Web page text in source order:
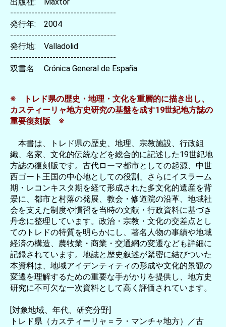
出版社: Maxtor
-----------------------------------
発行年: 2004
-----------------------------------
発行地: Valladolid
-----------------------------------
双書名: Crónica General de España
※ トレド県の歴史・地理・文化を重層的に描き出し、
カスティーリャ地方史研究の基盤を成す19世紀地方誌の
重要復刻版 ※
本書は、トレド県の歴史、地理、宗教施設、行政組
織、名家、文化的伝統などを総合的に記述した19世紀地
方誌の復刻版です。古代ローマ都市としての起源、中世
西ゴート王国の中心地としての役割、さらにイスラーム
期・レコンキスタ期を経て形成された多文化的遺産を背
景に、都市と村落の発展、教会・修道院の沿革、地域社
会を支えた制度や慣習を当時の文献・行政資料に基づき
丹念に整理しています。政治・宗教・文化の交差点とし
てのトレドの特質を明らかにし、著名人物の事績や地域
経済の構造、農牧業・商業・交通網の変遷なども詳細に
記録されています。地誌と歴史叙述が緊密に結びついた
本資料は、地域アイデンティティの形成や文化的景観の
変遷を理解するための重要な手がかりを提供し、地方史
研究に不可欠な一次資料として高く評価されています。
[対象地域、年代、研究分野]
トレド県（カスティーリャ＝ラ・マンチャ地方）／古